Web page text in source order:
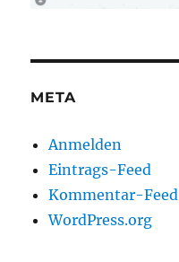
META
Anmelden
Eintrags-Feed
Kommentar-Feed
WordPress.org